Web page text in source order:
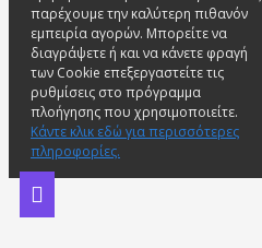
παρέχουμε την καλύτερη πιθανόν
εμπειρία αγορών. Μπορείτε να
διαγράψετε ή και να κάνετε φραγή
των Cookie επεξεργαστείτε τις
ρυθμίσεις στο πρόγραμμα
πλοήγησης που χρησιμοποιείτε.
Κάντε κλικ εδώ για περισσότερες
πληροφορίες.